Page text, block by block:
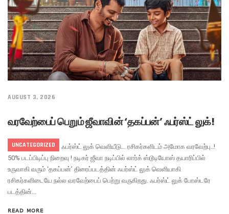
UNCATEGORIZED
AUGUST 3, 2026
வரவேற்பைப் பெறும் ஜீவாவின் ‘தகப்பன்’ ஃபர்ஸ்ட் லுக்!
ஜீவாவின் ‘தகப்பன்’ ஃபர்ஸ்ட் லுக் வெளியீடு… ரசிகர்களிடம் அமோக வரவேற்பு..!
50% படப்பிடிப்பு நிறைவு ! நடிகர் ஜீவா நடிப்பில் லார்க் ஸ்டூடியோஸ் தயாரிப்பில்
உருவாகி வரும் ‘தகப்பன்’ திரைப்படத்தின் ஃபர்ஸ்ட் லுக் வெளியாகி
ரசிகர்களிடையே நல்ல வரவேற்பைப் பெற்று வருகிறது. ஃபர்ஸ்ட் லுக் போஸ்டரே
படத்தின்...
READ MORE